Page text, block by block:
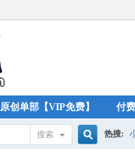
原创单部【VIP免费】 付
搜索 热搜: